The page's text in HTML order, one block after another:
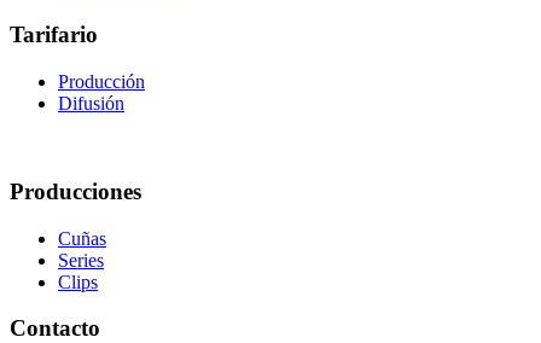
Tarifario
Producción
Difusión
Producciones
Cuñas
Series
Clips
Contacto